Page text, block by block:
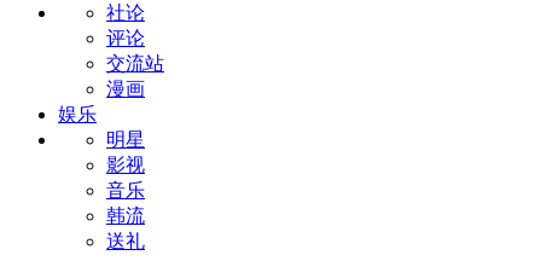
社论
评论
交流站
漫画
娱乐
明星
影视
音乐
韩流
送礼